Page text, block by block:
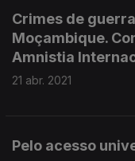
Crimes de
Moçambique.
Amnistia
21 abr. 2021
Pelo acesso